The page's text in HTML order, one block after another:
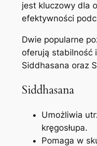
jest kluczowy dla
efektywności
Dwie popularne
oferują stabilność
Siddhasana oraz
Siddhasana
Umożliwia
kręgosłupa.
Pomaga w